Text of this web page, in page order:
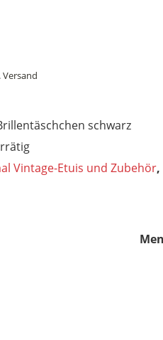
Versand
schwarz
Vintage-Etuis und Zubehör,